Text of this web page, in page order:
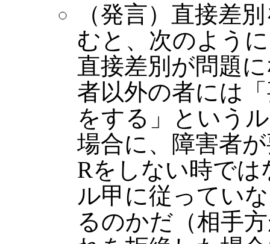
（発言）直接差
むと、次のよう
直接差別が問題
者以外の者には
をする」という
場合に、障害者
Rをしない時で
ル甲に従ってい
るのかだ（相手